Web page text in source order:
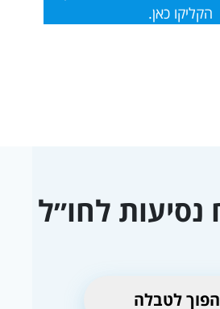
הקליקו כאן.
הפוך לטבלה
נסיעות לחו״ל